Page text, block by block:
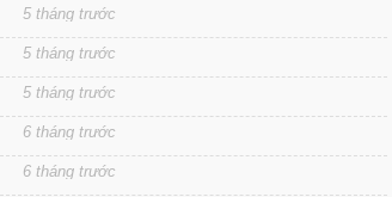
5 tháng trước
5 tháng trước
5 tháng trước
6 tháng trước
6 tháng trước